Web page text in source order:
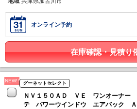
オンライン予約
在庫確認・見積り
NEW!! グーネットセレクト
ＮＶ１５０ＡＤ ＶＥ ワンオーナー
テ パワーウインドウ エアバック